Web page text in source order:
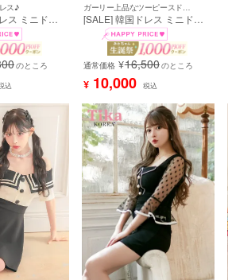
ス♪
ス ミニドレ
ング モノト
レッチ タイ
ス (黒崎みさ
907a]
のところ
込
[SALE] 韓国ドレス ミニドレ
ス セットアップ モノトーン
襟付き ネックリボン 半袖 セ
ットアップ 胸元カバー Aライ
ン ワンピース (黒崎みさ着用)
[tk-mdsk124]
通常価格 ¥16,500のところ
¥ 10,000 税込